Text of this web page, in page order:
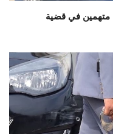
في قضية